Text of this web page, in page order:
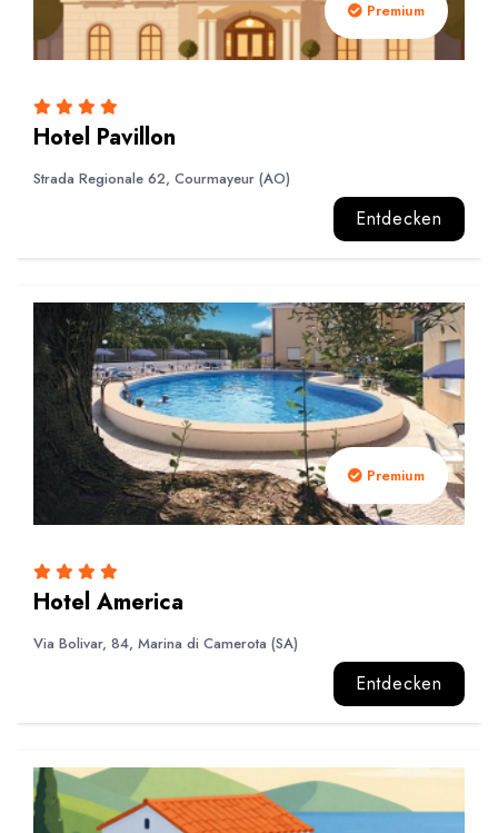
Premium
Hotel Pavillon
Strada Regionale 62, Courmayeur (AO)
Entdecken
Premium
Hotel America
Via Bolivar, 84, Marina di Camerota (SA)
Entdecken